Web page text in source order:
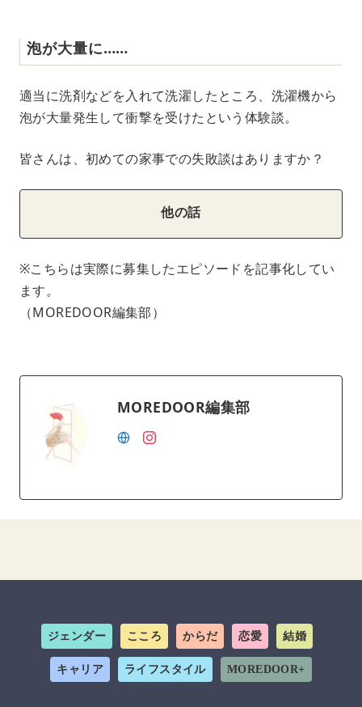
泡が大量に……
適当に洗剤などを入れて洗濯したところ、洗濯機から
泡が大量発生して衝撃を受けたという体験談。
皆さんは、初めての家事での失敗談はありますか？
他の話
※こちらは実際に募集したエピソードを記事化してい
ます。
（MOREDOOR編集部）
MOREDOOR編集部
ジェンダー こころ からだ 恋愛 結婚
キャリア ライフスタイル MOREDOOR+